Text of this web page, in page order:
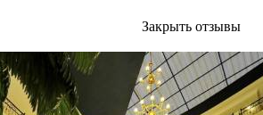
Закрыть отзывы